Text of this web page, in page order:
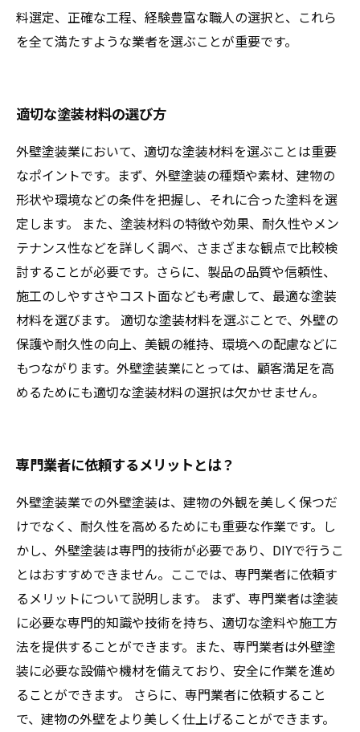
料選定、正確な工程、経験豊富な職人の選択と、これら
を全て満たすような業者を選ぶことが重要です。
適切な塗装材料の選び方
外壁塗装業において、適切な塗装材料を選ぶことは重要
なポイントです。まず、外壁塗装の種類や素材、建物の
形状や環境などの条件を把握し、それに合った塗料を選
定します。 また、塗装材料の特徴や効果、耐久性やメン
テナンス性などを詳しく調べ、さまざまな観点で比較検
討することが必要です。さらに、製品の品質や信頼性、
施工のしやすさやコスト面なども考慮して、最適な塗装
材料を選びます。 適切な塗装材料を選ぶことで、外壁の
保護や耐久性の向上、美観の維持、環境への配慮などに
もつながります。外壁塗装業にとっては、顧客満足を高
めるためにも適切な塗装材料の選択は欠かせません。
専門業者に依頼するメリットとは？
外壁塗装業での外壁塗装は、建物の外観を美しく保つだ
けでなく、耐久性を高めるためにも重要な作業です。し
かし、外壁塗装は専門的技術が必要であり、DIYで行うこ
とはおすすめできません。ここでは、専門業者に依頼す
るメリットについて説明します。 まず、専門業者は塗装
に必要な専門的知識や技術を持ち、適切な塗料や施工方
法を提供することができます。また、専門業者は外壁塗
装に必要な設備や機材を備えており、安全に作業を進め
ることができます。 さらに、専門業者に依頼すること
で、建物の外壁をより美しく仕上げることができます。